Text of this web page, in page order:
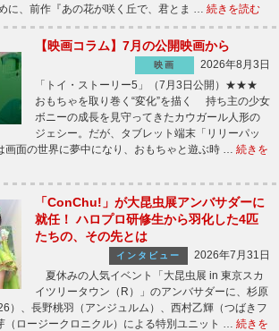
に、前作『あの花が咲く丘で、君とま … 続きを読む
【映画コラム】7月の公開映画から
映画
2026年8月3日
「トイ・ストーリー5」（7月3日公開）★★★
おもちゃを取り巻く“変化”を描く 持ち主の少女
ボニーの成長を見守ってきたカウガール人形の
ジェシー。だが、タブレット端末「リリーパッ
画面の世界に夢中になり、おもちゃと遊ぶ時 … 続きを
「ConChu!」が大昆虫展アンバサダーに
就任！ ハロプロ研修生から羽化した4匹
たちの、その先とは
インタビュー
2026年7月31日
夏休みの人気イベント「大昆虫展 in 東京スカ
イツリータウン（R）」のアンバサダーに、杉原
）、長野桃羽（アンジュルム）、西村乙輝（つばきフ
（ロージークロニクル）による特別ユニット … 続きを